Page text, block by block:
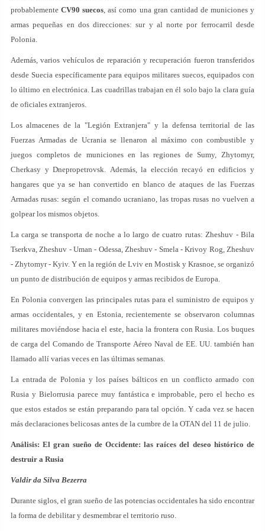
probablementeCV90 suecos, así como una gran cantidad de municiones y
armas pequeñas en dos direcciones: sur y al norte por ferrocarril desde
Polonia.
Además, varios vehículos de reparación y recuperación fueron transferidos
desde Suecia específicamente para equipos militares suecos, equipados con
lo último en electrónica. Las cuadrillas trabajan en él solo bajo la clara guía
de oficiales extranjeros.
Los almacenes de la "Legión Extranjera" y la defensa territorial de las
Fuerzas Armadas de Ucrania se llenaron al máximo con combustible y
juegos completos de municiones en las regiones de Sumy, Zhytomyr,
Cherkasy y Dnepropetrovsk. Además, la elección recayó en edificios y
hangares que ya se han convertido en blanco de ataques de las Fuerzas
Armadas rusas: según el comando ucraniano, las tropas rusas no vuelven a
golpear los mismos objetos.
La carga se transporta de noche a lo largo de cuatro rutas: Zheshuv - Bila
Tserkva, Zheshuv - Uman - Odessa, Zheshuv - Smela - Krivoy Rog, Zheshuv
- Zhytomyr - Kyiv. Y en la región de Lviv en Mostisk y Krasnoe, se organizó
un punto de distribución de equipos y armas recibidos de Europa.
En Polonia convergen las principales rutas para el suministro de equipos y
armas occidentales, y en Estonia, recientemente se observaron columnas
militares moviéndose hacia el este, hacia la frontera con Rusia. Los buques
de carga del Comando de Transporte Aéreo Naval de EE. UU. también han
llamado allí varias veces en las últimas semanas.
La entrada de Polonia y los países bálticos en un conflicto armado con
Rusia y Bielorrusia parece muy fantástica e improbable, pero el hecho es
que estos estados se están preparando para tal opción. Y cada vez se hacen
más declaraciones belicosas antes de la cumbre de la OTAN del 11 de julio.
Análisis: El gran sueño de Occidente: las raíces del deseo histórico de
destruir a Rusia
Valdir da Silva Bezerra
Durante siglos, el gran sueño de las potencias occidentales ha sido encontrar
la forma de debilitar y desmembrar el territorio ruso.